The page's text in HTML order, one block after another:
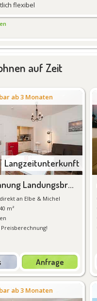
flexibel
auf Zeit
ab 3 Monaten
Langzeitunterkunft
möbl. Wohnung Landungsbrücken
an Elbe & Michel
m²
!
Details Anfrage
ab 3 Monaten